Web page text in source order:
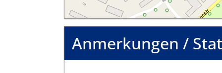
Anmerkungen /